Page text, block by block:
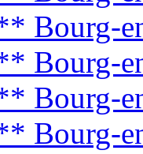
Bourg-
Bourg-
Bourg-
Bourg-